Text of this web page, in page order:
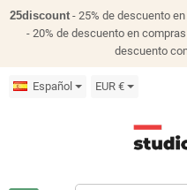
25discount - 25% de descuento
- 20% de descuento en
descuento
Español EUR €